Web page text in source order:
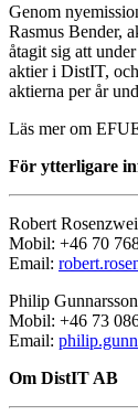
Genom
Rasmus Bender,
åtagit sig att
aktier i DistIT,
aktierna per år
Läs mer om
För ytterligare
Robert
Mobil: +46 70
Email:
Philip
Mobil: +46 73
Email:
Om DistIT AB